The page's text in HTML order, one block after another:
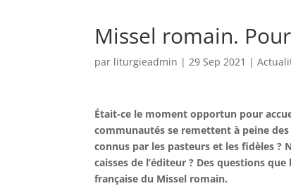
Missel romain.
par liturgieadmin |29 Sep 2021 |
Était-ce le moment opportun pour
communautés se remettent à peine
connus par les pasteurs et les fidèles ?
caisses de l’éditeur ? Des questions
française du Missel romain.